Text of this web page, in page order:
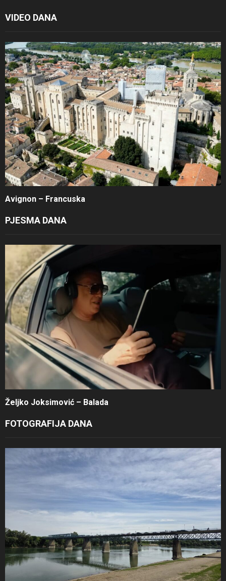
VIDEO DANA
Avignon – Francuska
PJESMA DANA
Željko Joksimović – Balada
FOTOGRAFIJA DANA